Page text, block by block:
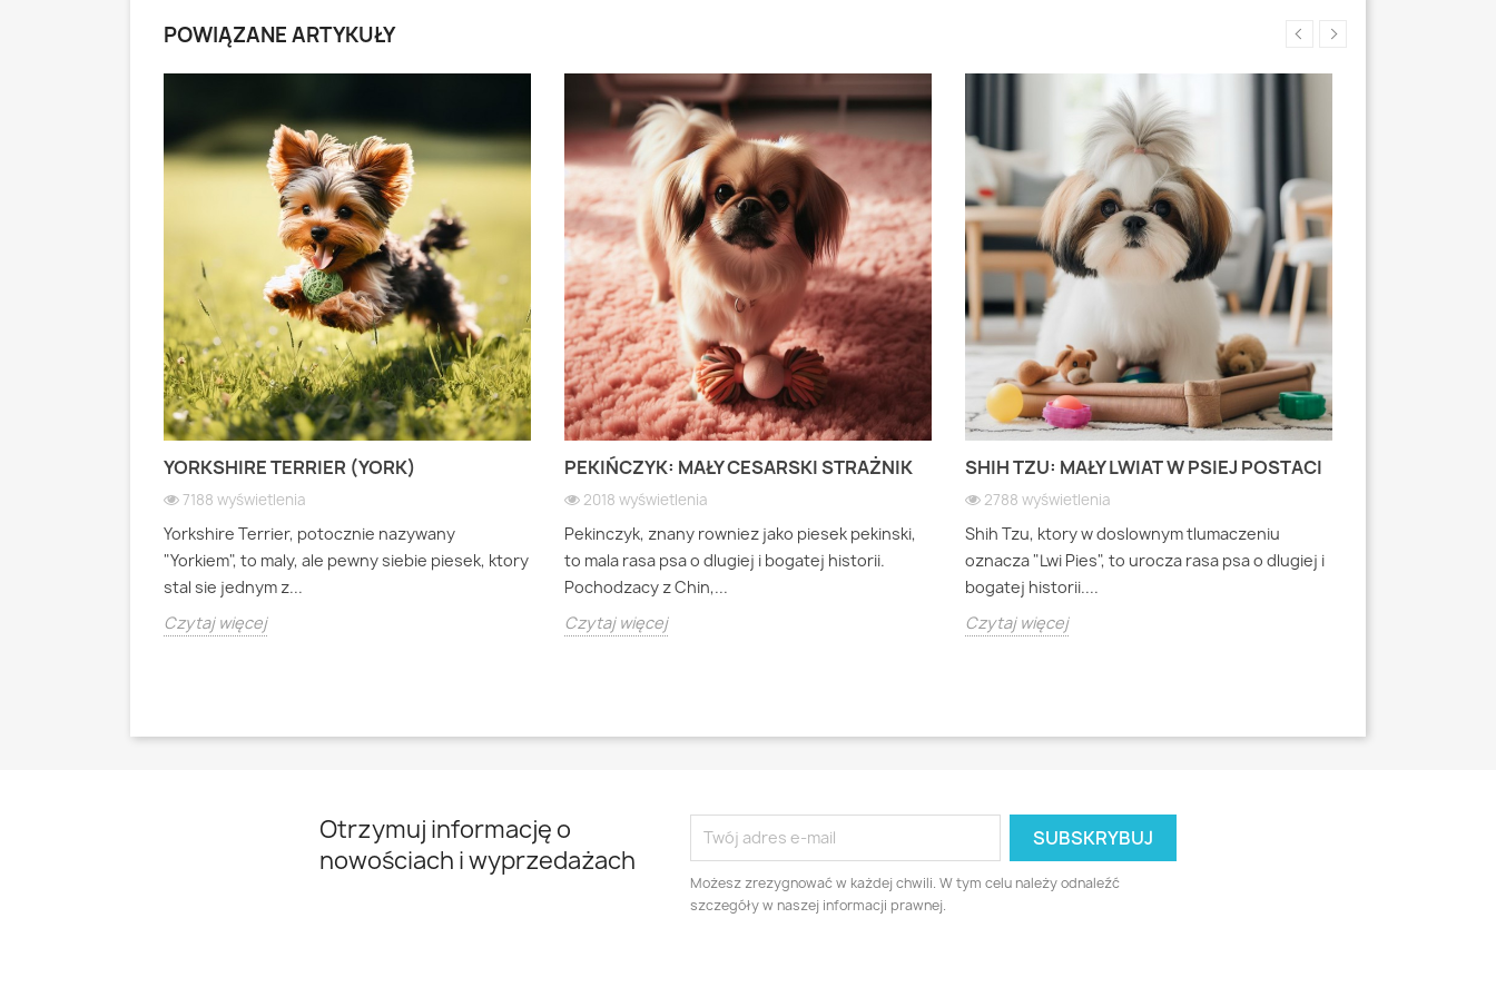
POWIĄZANE ARTYKUŁY
YORKSHIRE TERRIER (YORK)
7188 wyświetlenia
Yorkshire Terrier, potocznie nazywany
"Yorkiem", to maly, ale pewny siebie piesek, ktory
stal sie jednym z...
Czytaj więcej
PEKIŃCZYK: MAŁY CESARSKI STRAŻNIK
2018 wyświetlenia
Pekinczyk, znany rowniez jako piesek pekinski,
to mala rasa psa o dlugiej i bogatej historii.
Pochodzacy z Chin,...
Czytaj więcej
SHIH TZU: MAŁY LWIAT W PSIEJ POSTACI
2788 wyświetlenia
Shih Tzu, ktory w doslownym tlumaczeniu
oznacza "Lwi Pies", to urocza rasa psa o dlugiej i
bogatej historii....
Czytaj więcej
Otrzymuj informację o
nowościach i wyprzedażach
Możesz zrezygnować w każdej chwili. W tym celu należy odnaleźć
szczegóły w naszej informacji prawnej.